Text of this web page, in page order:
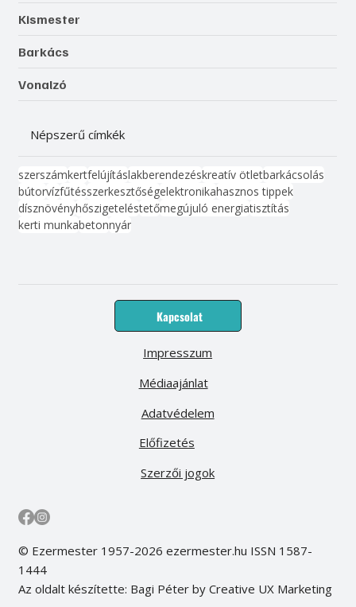
Kismester
Barkács
Vonalzó
Népszerű címkék
szerszámkertfelújításlakberendezéskreatív ötletbarkácsolás
bútorvízfűtésszerkesztőségelektronikahasznos tippek
dísznövényhőszigeteléstetőmegújuló energiatisztítás
kerti munkabetonnyár
Kapcsolat
Médiaajánlat
Előfizetés
Impresszum
Adatvédelem
Szerzői jogok
© Ezermester 1957-2026 ezermester.hu ISSN 1587-
1444
Az oldalt készítette: Bagi Péter by Creative UX Marketing